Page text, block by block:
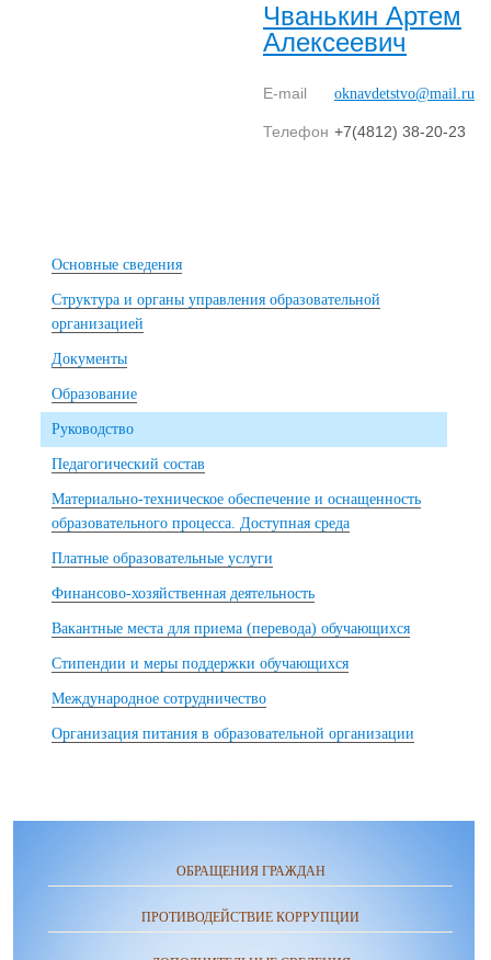
Чванькин Артем
Алексеевич
E-mail oknavdetstvo@mail.ru
Телефон +7(4812) 38-20-23
Основные сведения
Структура и органы управления образовательной
организацией
Документы
Образование
Руководство
Педагогический состав
Материально-техническое обеспечение и оснащенность
образовательного процесса. Доступная среда
Платные образовательные услуги
Финансово-хозяйственная деятельность
Вакантные места для приема (перевода) обучающихся
Стипендии и меры поддержки обучающихся
Международное сотрудничество
Организация питания в образовательной организации
ОБРАЩЕНИЯ ГРАЖДАН
ПРОТИВОДЕЙСТВИЕ КОРРУПЦИИ